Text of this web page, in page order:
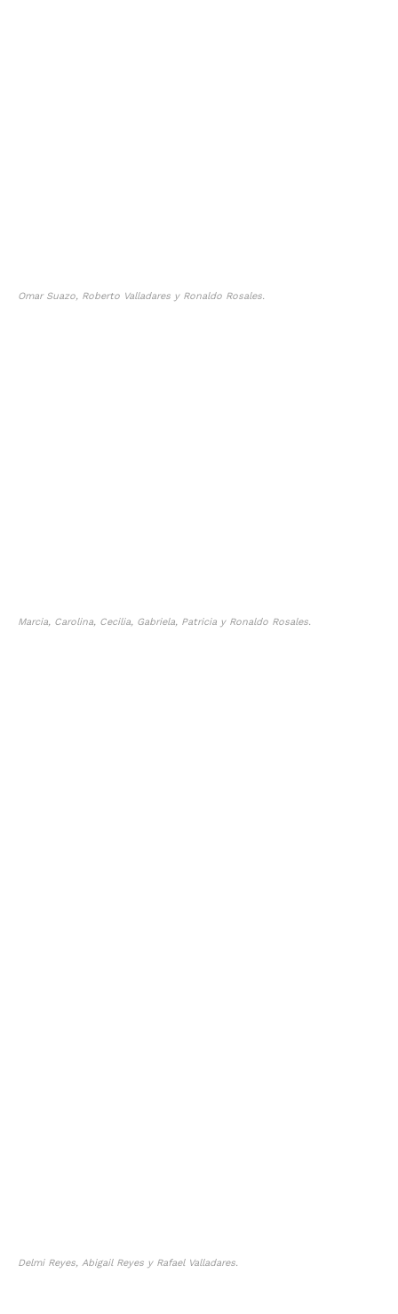
Omar Suazo, Roberto Valladares y Ronaldo Rosales.
Marcia, Carolina, Cecilia, Gabriela, Patricia y Ronaldo Rosales.
Delmi Reyes, Abigail Reyes y Rafael Valladares.